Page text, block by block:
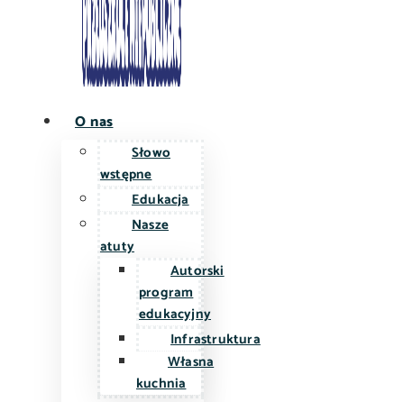
O nas
Słowo
wstępne
Edukacja
Nasze
atuty
Autorski
program
edukacyjny
Infrastruktura
Własna
kuchnia